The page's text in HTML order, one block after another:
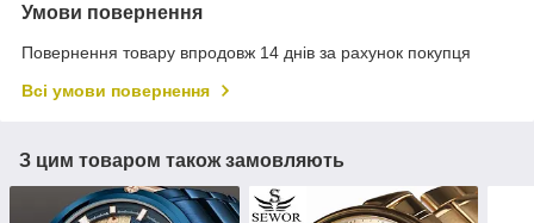
Умови повернення
Повернення товару впродовж 14 днів за рахунок покупця
Всі умови повернення
З цим товаром також замовляють